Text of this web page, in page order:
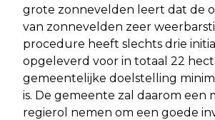
grote zonnevelden leert dat de
van zonnevelden zeer
procedure heeft slechts drie
opgeleverd voor in totaal 22
gemeentelijke doelstelling
is. De gemeente zal daarom een
regierol nemen om een goede